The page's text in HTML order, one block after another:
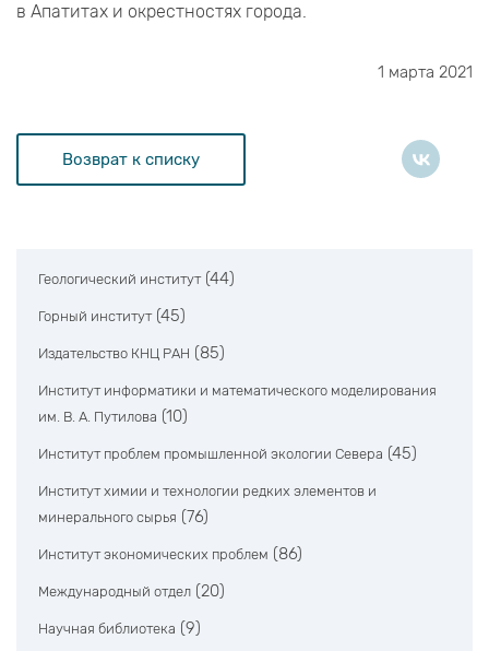
в Апатитах и окрестностях города.
1 марта 2021
Возврат к списку
Геологический институт (44)
Горный институт (45)
Издательство КНЦ РАН (85)
Институт информатики и математического моделирования
им. В. А. Путилова (10)
Институт проблем промышленной экологии Севера (45)
Институт химии и технологии редких элементов и
минерального сырья (76)
Институт экономических проблем (86)
Международный отдел (20)
Научная библиотека (9)